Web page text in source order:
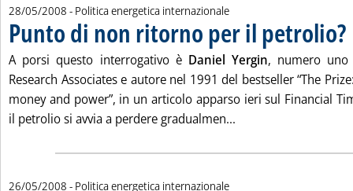
28/05/2008 - Politica energetica internazionale
Punto di non ritorno per il petrolio?.
A porsi questo interrogativo è Daniel Yergin, numero uno
Research Associates e autore nel 1991 del bestseller “The
money and power”, in un articolo apparso ieri sul Financial
il petrolio si avvia a perdere gradualmen...
26/05/2008 - Politica energetica internazionale